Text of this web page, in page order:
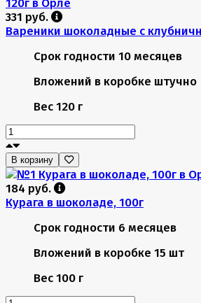
331 руб.
Вареники шоколадные с
Срок годности 10 месяцев
Вложений в коробке штучно
Вес 120 г
В корзину
184 руб.
Курага в шоколаде, 100г
Срок годности 6 месяцев
Вложений в коробке 15 шт
Вес 100 г